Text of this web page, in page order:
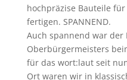
hochpräzise Bauteile
fertigen. SPANNEND.
Auch spannend war der
Oberbürgermeisters
für das wort:laut seit
Ort waren wir in